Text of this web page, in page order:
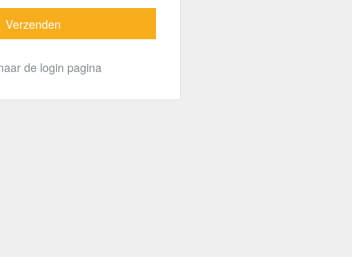
Verzenden
de login pagina